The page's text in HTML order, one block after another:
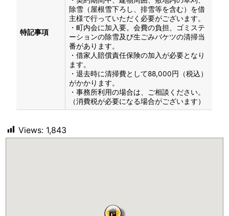
特記事項
除雪（屋根雪下ろし、排雪等を含む）を借
主様で行っていただく必要がございます。
・町内会に加入要。会費の負担、ゴミステ
ーションの除雪及び生ごみバケツの清掃当
番があります。
・借家人賠償責任保険の加入が必要となり
ます。
・退去時に清掃費として88,000円（税込）
がかかります。
・事務所利用の場合は、ご相談ください。
（消費税が必要になる場合がございます）
Views: 1,843